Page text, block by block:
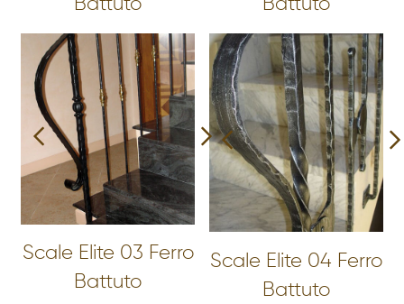
Battuto
Battuto
Scale Elite 03 Ferro
Battuto
Scale Elite 04 Ferro
Battuto